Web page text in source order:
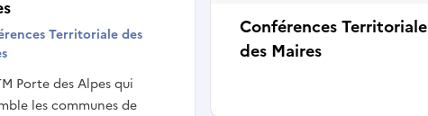
Territoriale des
Porte des Alpes qui
les communes de
Conférences Territoriale
des Maires